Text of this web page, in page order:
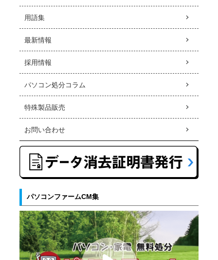
用語集
最新情報
採用情報
パソコン処分コラム
特殊製品販売
お問い合わせ
パソコンファームCM集